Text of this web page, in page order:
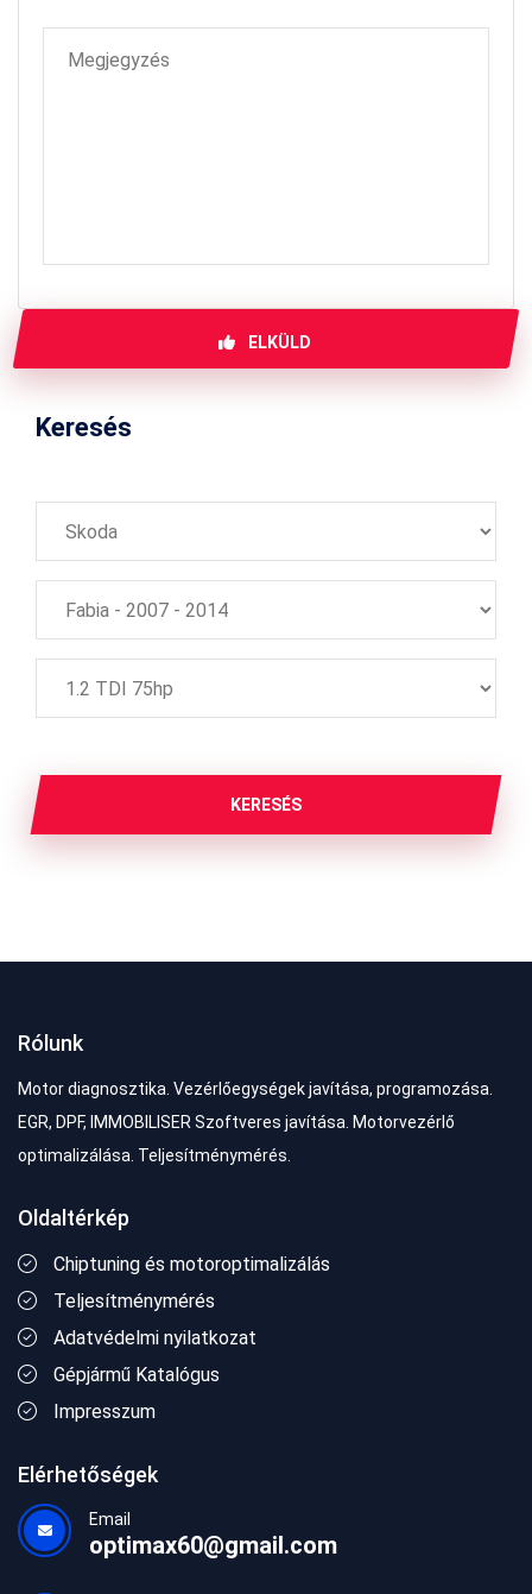
ELKÜLD
Keresés
KERESÉS
Rólunk
Motor diagnosztika. Vezérlőegységek javítása, programozása.
EGR, DPF, IMMOBILISER Szoftveres javítása. Motorvezérlő
optimalizálása. Teljesítménymérés.
Oldaltérkép
Chiptuning és motoroptimalizálás
Teljesítménymérés
Adatvédelmi nyilatkozat
Gépjármű Katalógus
Impresszum
Elérhetőségek
Email
optimax60@gmail.com